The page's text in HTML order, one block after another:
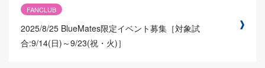
FANCLUB
2025/8/25 BlueMates限定イベント募集［対象試
合:9/14(日)～9/23(祝・火)］